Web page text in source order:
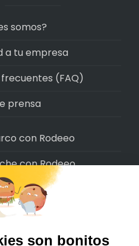
somos?
a tu empresa
(FAQ)
prensa
con Rodeeo
con Rodeeo
con Rodeeo
con Rodeeo
con Rodeeo